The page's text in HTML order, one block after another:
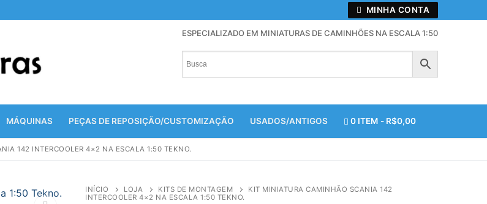
MINHA CONTA
ESPECIALIZADO EM MINIATURAS DE CAMINHÕES NA ESCALA 1:50
MÁQUINAS PEÇAS DE REPOSIÇÃO/CUSTOMIZAÇÃO USADOS/ANTIGOS 0 ITEM R$0,00
142 INTERCOOLER 4×2 NA ESCALA 1:50 TEKNO.
INÍCIO LOJA KITS DE MONTAGEM
KIT MINIATURA CAMINHÃO SCANIA 142
INTERCOOLER 4×2 NA ESCALA 1:50 TEKNO.